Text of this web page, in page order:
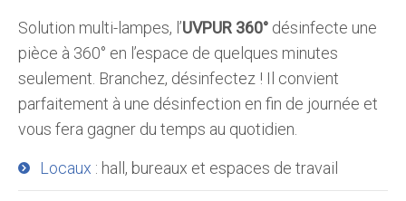
Solution multi-lampes, l’UVPUR 360° désinfecte une
pièce à 360° en l’espace de quelques minutes
seulement. Branchez, désinfectez ! Il convient
parfaitement à une désinfection en fin de journée et
vous fera gagner du temps au quotidien.
Locaux : hall, bureaux et espaces de travail